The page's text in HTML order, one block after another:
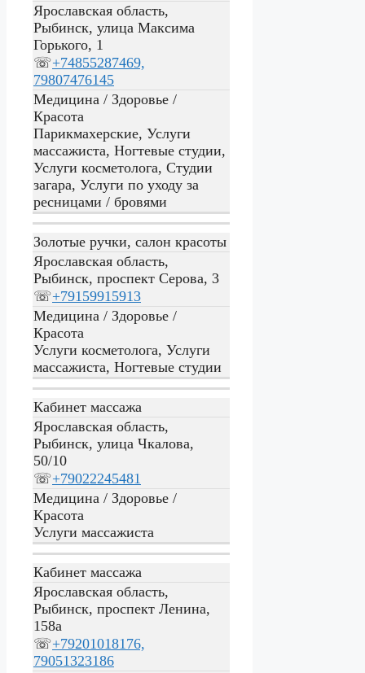
Ярославская область,
Рыбинск, улица Максима
Горького, 1
☏+74855287469,
79807476145
Медицина / Здоровье /
Красота
Парикмахерские, Услуги
массажиста, Ногтевые студии,
Услуги косметолога, Студии
загара, Услуги по уходу за
ресницами / бровями
Золотые ручки, салон красоты
Ярославская область,
Рыбинск, проспект Серова, 3
☏+79159915913
Медицина / Здоровье /
Красота
Услуги косметолога, Услуги
массажиста, Ногтевые студии
Кабинет массажа
Ярославская область,
Рыбинск, улица Чкалова,
50/10
☏+79022245481
Медицина / Здоровье /
Красота
Услуги массажиста
Кабинет массажа
Ярославская область,
Рыбинск, проспект Ленина,
158а
☏+79201018176,
79051323186